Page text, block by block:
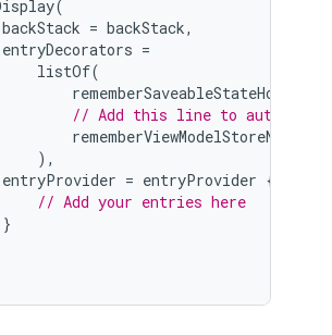
(
backStack = backStack,
entryDecorators =
listOf(
// Add this line to
),
entryProvider = entryProvider {
// Add your entries here
}